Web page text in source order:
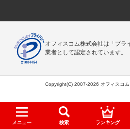
メニュー 検索 ランキング
オフィスコム株式会社は「プラ
業者として認定されています。
Copyright(C) 2007-2026 オフィスコム